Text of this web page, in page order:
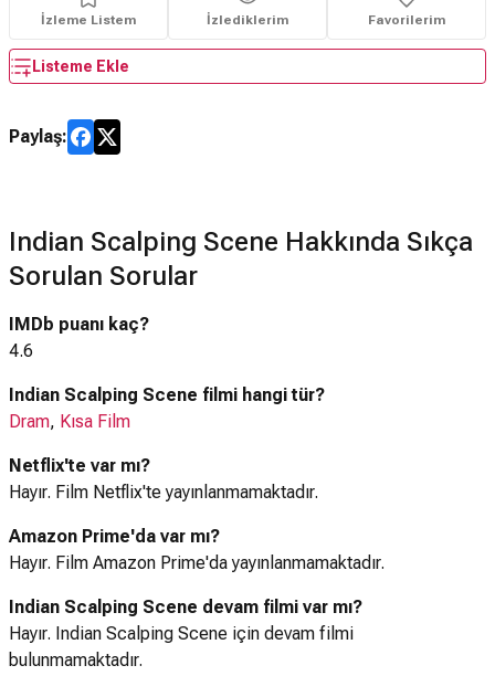
İzleme Listem İzlediklerim Favorilerim
Listeme Ekle
Paylaş:
Indian Scalping Scene Hakkında Sıkça
Sorulan Sorular
IMDb puanı kaç?
4.6
Indian Scalping Scene filmi hangi tür?
Dram, Kısa Film
Netflix'te var mı?
Hayır. Film Netflix'te yayınlanmamaktadır.
Amazon Prime'da var mı?
Hayır. Film Amazon Prime'da yayınlanmamaktadır.
Indian Scalping Scene devam filmi var mı?
Hayır. Indian Scalping Scene için devam filmi
bulunmamaktadır.